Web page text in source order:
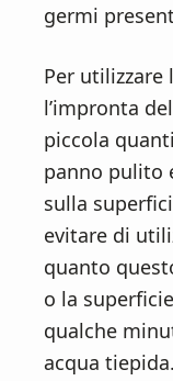
germi
Per utilizzare
l’impronta
piccola
panno pulito
sulla
evitare di
quanto
o la
qualche
acqua